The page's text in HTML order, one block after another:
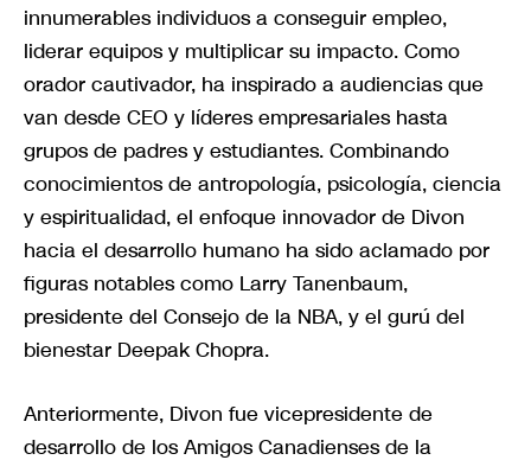
innumerables individuos a conseguir empleo,
liderar equipos y multiplicar su impacto. Como
orador cautivador, ha inspirado a audiencias que
van desde CEO y líderes empresariales hasta
grupos de padres y estudiantes. Combinando
conocimientos de antropología, psicología, ciencia
y espiritualidad, el enfoque innovador de Divon
hacia el desarrollo humano ha sido aclamado por
figuras notables como Larry Tanenbaum,
presidente del Consejo de la NBA, y el gurú del
bienestar Deepak Chopra.
Anteriormente, Divon fue vicepresidente de
desarrollo de los Amigos Canadienses de la